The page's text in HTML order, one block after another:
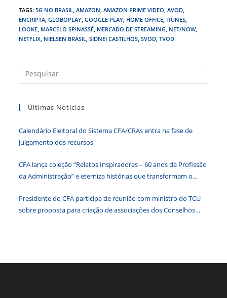
c
e
b
o
o
itt
er
k
e
dI
n
at
s
A
p
ss
e
n
g
tF
ri
e
n
TAGS:5G NO BRASIL AMAZON AMAZON PRIME VIDEO AVOD
ENCRIPTA GLOBOPLAY GOOGLE PLAY HOME OFFICE ITUNES
LOOKE MARCELO SPINASSÉ MERCADO DE STREAMING NET/NOW,
NETFLIX NIELSEN BRASIL SIDNEI CASTILHOS SVOD TVOD
a
Últimas Notícias
Calendário Eleitoral do Sistema CFA/CRAs entra na fase de
julgamento dos recursos
CFA lança coleção “Relatos Inspiradores – 60 anos da Profissão
da Administração” e eterniza histórias que transformam o
Presidente do CFA participa de reunião com ministro do TCU
sobre proposta para criação de associações dos Conselhos